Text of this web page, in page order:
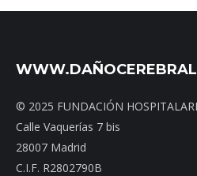
© 2025 FUNDACIÓN
Calle Vaquerías 7 bis
28007 Madrid
C.I.F. R2802790B